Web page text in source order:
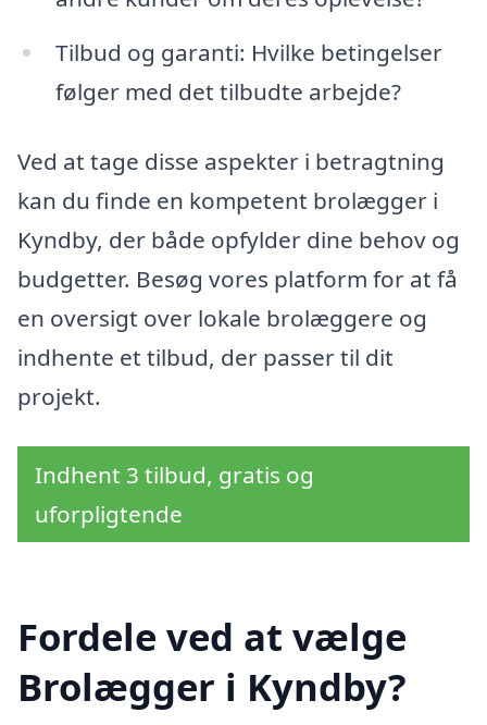
Tilbud og garanti: Hvilke betingelser
følger med det tilbudte arbejde?
Ved at tage disse aspekter i betragtning
kan du finde en kompetent brolægger i
Kyndby, der både opfylder dine behov og
budgetter. Besøg vores platform for at få
en oversigt over lokale brolæggere og
indhente et tilbud, der passer til dit
projekt.
Indhent 3 tilbud, gratis og
uforpligtende
Fordele ved at vælge
Brolægger i Kyndby?